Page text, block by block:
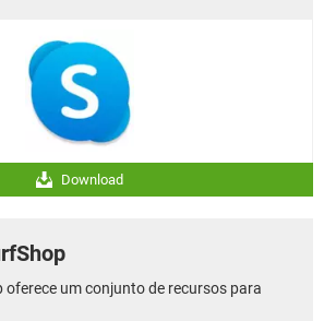
Download
oferece um conjunto de recursos para